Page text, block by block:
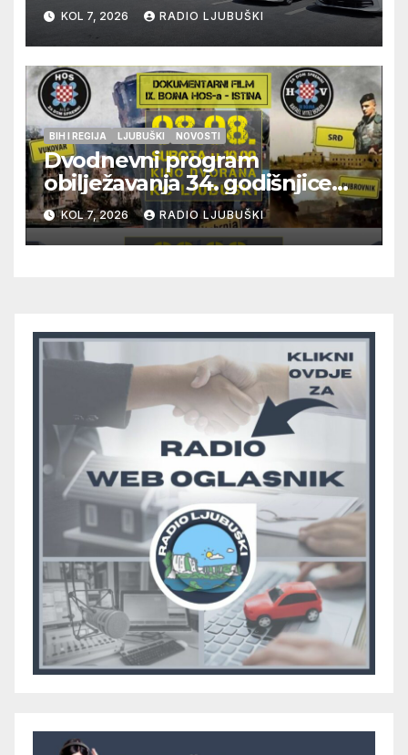
građana i učinkovitiji rad
policije
KOL 7, 2026 RADIO LJUBUŠKI
BIH I REGIJA LJUBUŠKI NOVOSTI
Dvodnevni program
obilježavanja 34. godišnjice
pogibije generala Blaža
Kraljevića i osmorice
pripadnika HOS-a
KOL 7, 2026 RADIO LJUBUŠKI